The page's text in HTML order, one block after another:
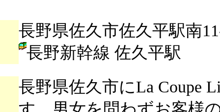
長野県佐久市佐久平駅南
長野新幹線 佐久平駅
長野県佐久市にLa Coupe